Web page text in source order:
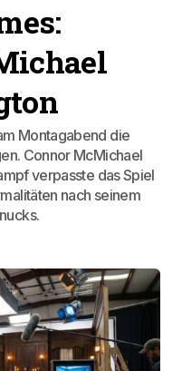
Montagabend die
Connor McMichael
verpasste das Spiel
nach seinem